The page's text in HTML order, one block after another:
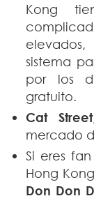
Kong
sistema
por los
gratuito.
Cat Street
mercado
Si eres
Hong
Don Don